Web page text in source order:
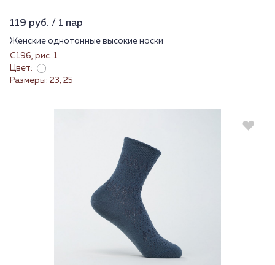
119 руб. / 1 пар
Женские однотонные высокие носки
С196, рис. 1
Цвет:
Размеры: 23, 25